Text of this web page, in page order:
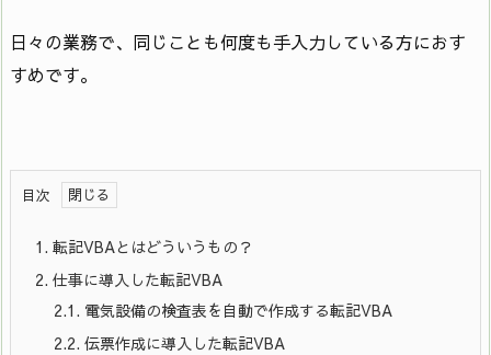
日々の業務で、同じことも何度も手入力している方におす
すめです。
目次
1. 転記VBAとはどういうもの？
2. 仕事に導入した転記VBA
2.1. 電気設備の検査表を自動で作成する転記VBA
2.2. 伝票作成に導入した転記VBA